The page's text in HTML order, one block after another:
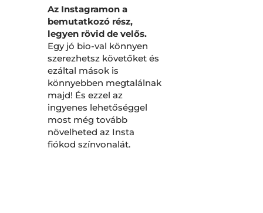
Az Instagramon a
bemutatkozó rész,
legyen rövid de velős.
Egy jó bio-val könnyen
szerezhetsz követőket és
ezáltal mások is
könnyebben megtalálnak
majd! És ezzel az
ingyenes lehetőséggel
most még tovább
növelheted az Insta
fiókod színvonalát.